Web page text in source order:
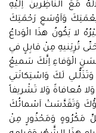
مَعَ النّاظِرينَ اِلَيْهِ
نِعْمَتِكَ وَاَوْسَعِ رَحْمَتِكَ
لا يَكُونُ هذَا الْوَداعُ
تُرِيَنيهِ مِنْ قابِلٍ في
الْوَفاءِ اِنَّكَ سَميعُ
لَكَ وَاسْتِكانَتي
مُعافاةً وَلا تَشْريفاً
وَتَقَدَّسَتْ اَسْمائُكَ
مَكْرُوهٍ وَمَحْذُورٍ مِنْ